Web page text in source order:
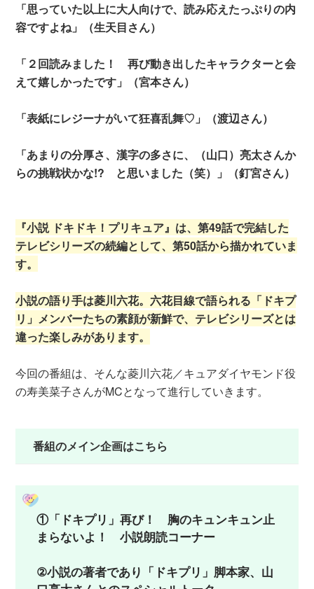
「思っていた以上に大人向けで、読み応えたっぷりの内
容ですよね」（生天目さん）
「２回読みました！ 再び動き出したキャラクターと会
えて嬉しかったです」（宮本さん）
「表紙にレジーナがいて狂喜乱舞♡」（渡辺さん）
「あまりの分厚さ、漢字の多さに、（山口）亮太さんか
らの挑戦状かな!? と思いました（笑）」（釘宮さん）
『小説 ドキドキ！プリキュア』は、第49話で完結した
テレビシリーズの続編として、第50話から描かれていま
す。
小説の語り手は菱川六花。六花目線で語られる「ドキプ
リ」メンバーたちの素顔が新鮮で、テレビシリーズとは
違った楽しみがあります。
今回の番組は、そんな菱川六花／キュアダイヤモンド役
の寿美菜子さんがMCとなって進行していきます。
番組のメイン企画はこちら
①「ドキプリ」再び！ 胸のキュンキュン止
まらないよ！ 小説朗読コーナー
②小説の著者であり「ドキプリ」脚本家、山